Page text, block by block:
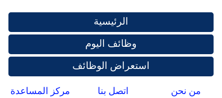
الرئيسية
وظائف اليوم
استعراض الوظائف
من نحن اتصل بنا مركز المساعدة